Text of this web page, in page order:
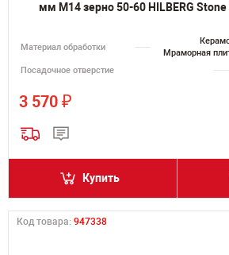
мм M14 зерно 50-60 HILBERG
Материал обработки
Мраморная
Посадочное отверстие
3 570 ₽
Купить
Код товара: 947338